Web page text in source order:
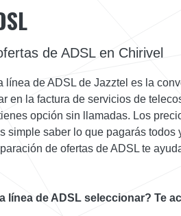
de ADSL en Chirivel
línea de ADSL de Jazztel es la
en la factura de servicios de
opción sin llamadas. Los
simple saber lo que pagarás todos
de ofertas de ADSL te
línea de ADSL seleccionar? Te